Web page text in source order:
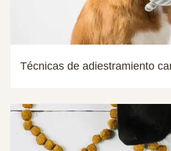
Técnicas de adiestramiento